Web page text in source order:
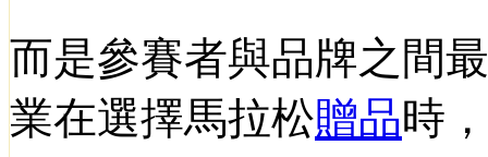
而是參賽者與品牌之間
業在選擇馬拉松贈品時，